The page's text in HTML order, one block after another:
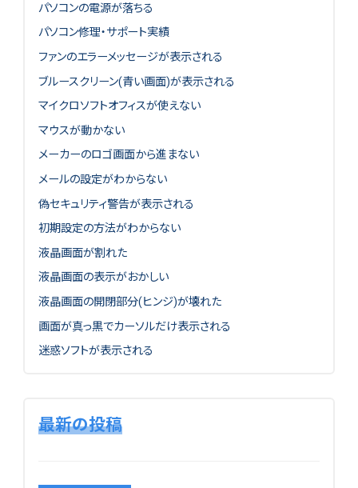
パソコンの電源が落ちる
パソコン修理・サポート実績
ファンのエラーメッセージが表示される
ブルースクリーン(青い画面)が表示される
マイクロソフトオフィスが使えない
マウスが動かない
メーカーのロゴ画面から進まない
メールの設定がわからない
偽セキュリティ警告が表示される
初期設定の方法がわからない
液晶画面が割れた
液晶画面の表示がおかしい
液晶画面の開閉部分(ヒンジ)が壊れた
画面が真っ黒でカーソルだけ表示される
迷惑ソフトが表示される
最新の投稿